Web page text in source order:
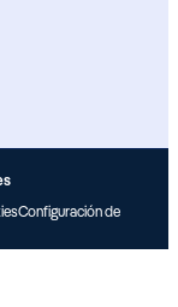
Configuración de